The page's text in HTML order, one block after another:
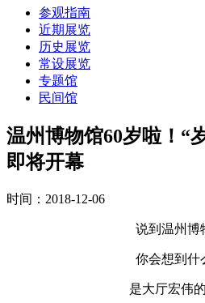
参观指南
近期展览
历史展览
常设展览
专题馆
民间馆
温州博物馆60岁啦！“
即将开幕
时间：2018-12-06
说到温州博
你会想到什
是大厅宏伟